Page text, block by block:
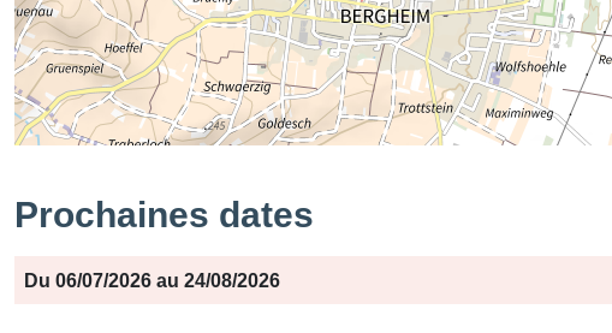
Prochaines dates
Période Jours Horaires
Du 06/07/2026 au 24/08/2026